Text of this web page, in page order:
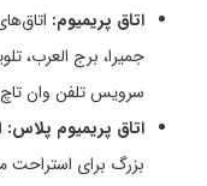
اتاق پریمیوم:
سرویس تلفن وان
اتاق پریمیوم پلاس:
بزرگ برای استراحت